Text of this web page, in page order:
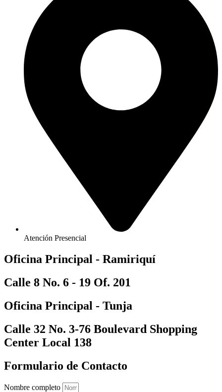
Atención Presencial
Oficina Principal - Ramiriquí
Calle 8 No. 6 - 19 Of. 201
Oficina Principal - Tunja
Calle 32 No. 3-76 Boulevard Shopping
Center Local 138
Formulario de Contacto
Nombre completo